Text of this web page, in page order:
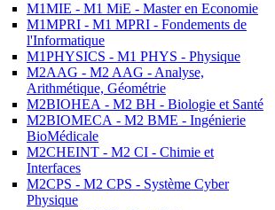
M1MIE - M1 MiE - Master en Economie
M1MPRI - M1 MPRI - Fondements de
l'Informatique
M1PHYSICS - M1 PHYS - Physique
M2AAG - M2 AAG - Analyse,
Arithmétique, Géométrie
M2BIOHEA - M2 BH - Biologie et Santé
M2BIOMECA - M2 BME - Ingénierie
BioMédicale
M2CHEINT - M2 CI - Chimie et
Interfaces
M2CPS - M2 CPS - Système Cyber
Physique